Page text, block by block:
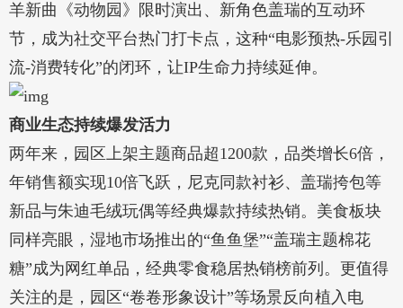
羊新曲《动物园》限时演出、新角色盖瑞的互动环
节，成为社交平台热门打卡点，这种“电影预热-乐园引
流-消费转化”的闭环，让IP生命力持续延伸。
商业生态持续爆发活力
两年来，园区上架主题商品超1200款，品类增长6倍，
年销售额实现10倍飞跃，尼克同款衬衫、盖瑞挎包等
新品与朱迪毛绒玩偶等经典爆款持续热销。美食板块
同样亮眼，湿地市场推出的“鱼鱼堡”“盖瑞主题棉花
糖”成为网红单品，经典零食稳居热销榜前列。更值得
关注的是，园区“卷卷形象设计”等场景反向植入电